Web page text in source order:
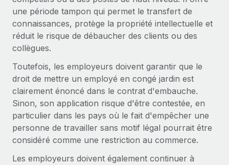
Création d’entité
Établissez des entités rapidement et en toute
conformité
Mobilité et déménagement international
Organisez facilement le déménagement de vos
employés
Avantages sociaux
Gérez facilement les avantages sociaux
Taxes
Explorer le blog
BLOG
Mises à jour des produits de Remote :
Intégrations Gusto et Xero et Gestion des
freelances Plus
Remote a toujours pour mission d'aider les entreprises de
toute taille à embaucher, gérer et payer...
En savoir plus
une période tampon qui permet le transfert de
connaissances, protège la propriété intellectuelle et
réduit le risque de débaucher des clients ou des
collègues.
Toutefois, les employeurs doivent garantir que le
droit de mettre un employé en congé jardin est
clairement énoncé dans le contrat d'embauche.
Sinon, son application risque d'être contestée, en
particulier dans les pays où le fait d'empêcher une
personne de travailler sans motif légal pourrait être
considéré comme une restriction au commerce.
Les employeurs doivent également continuer à